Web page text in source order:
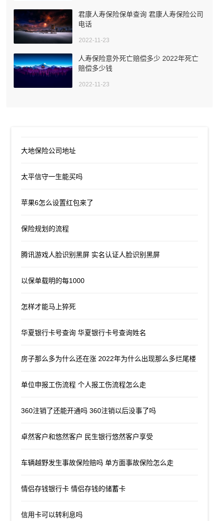
君康人寿保险保单查询 君康人寿保险公司
电话
2022-11-23
人寿保险意外死亡赔偿多少 2022年死亡
赔偿多少钱
2022-11-23
大地保险公司地址
太平信守一生能买吗
苹果6怎么设置红包来了
保险规划的流程
腾讯游戏人脸识别黑屏 实名认证人脸识别黑屏
以保单载明的每1000
怎样才能马上猝死
华夏银行卡号查询 华夏银行卡号查询姓名
房子那么多为什么还在涨 2022年为什么出现那么多烂尾楼
单位申报工伤流程 个人报工伤流程怎么走
360注销了还能开通吗 360注销以后没事了吗
卓然客户和悠然客户 民生银行悠然客户享受
车辆越野发生事故保险赔吗 单方面事故保险怎么走
情侣存钱银行卡 情侣存钱的储蓄卡
信用卡可以转利息吗